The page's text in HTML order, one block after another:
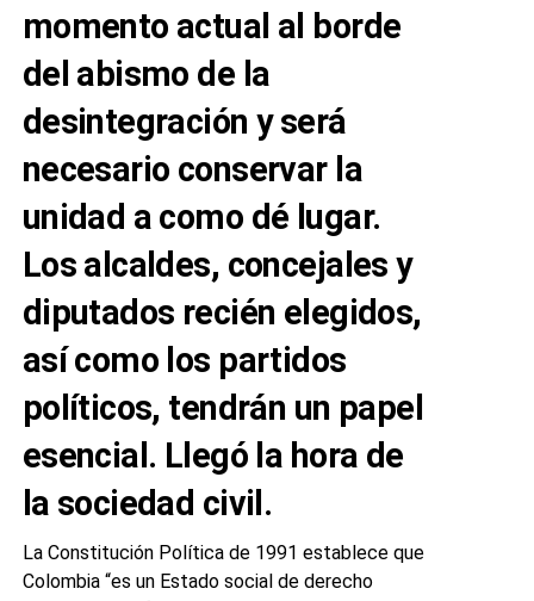
momento actual al borde
del abismo de la
desintegración y será
necesario conservar la
unidad a como dé lugar.
Los alcaldes, concejales y
diputados recién elegidos,
así como los partidos
políticos, tendrán un papel
esencial. Llegó la hora de
la sociedad civil.
La Constitución Política de 1991 establece que
Colombia “es un Estado social de derecho